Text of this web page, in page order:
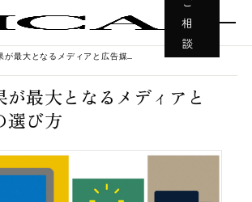
相
談
が最大となるメディアと
選び方